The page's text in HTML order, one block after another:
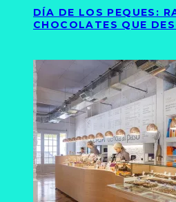
DÍA DE LOS PEQUES:
CHOCOLATES QUE